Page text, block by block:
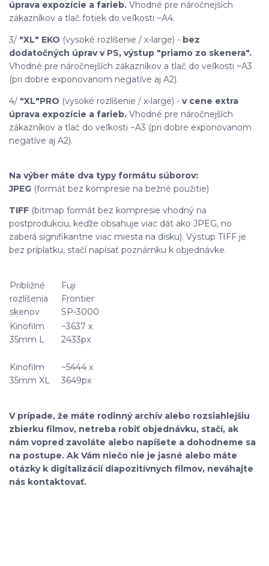
úprava expozície a farieb. Vhodné pre náročnejších
zákazníkov a tlač fotiek do veľkosti ~A4.
3/ "XL" EKO (vysoké rozlíšenie / x-large) - bez
dodatočných úprav v PS, výstup "priamo zo skenera".
Vhodné pre náročnejších zákazníkov a tlač do veľkosti ~A3
(pri dobre exponovanom negatíve aj A2).
4/ "XL"PRO (vysoké rozlíšenie / x-large) - v cene extra
úprava expozície a farieb. Vhodné pre náročnejších
zákazníkov a tlač do veľkosti ~A3 (pri dobre exponovanom
negatíve aj A2).
Na výber máte dva typy formátu súborov:
JPEG (formát bez kompresie na bežné použitie)
TIFF (bitmap formát bez kompresie vhodný na
postprodukciu, keďže obsahuje viac dát ako JPEG, no
zaberá signifikantne viac miesta na disku). Výstup TIFF je
bez príplatku, stačí napísať poznámku k objednávke.
Približné
rozlíšenia
skenov
Fuji
Frontier
SP-3000
Kinofilm
35mm L
~3637 x
2433px
Kinofilm
35mm XL
~5444 x
3649px
V prípade, že máte rodinný archív alebo rozsiahlejšiu
zbierku filmov, netreba robiť objednávku, stačí, ak
nám vopred zavoláte alebo napíšete a dohodneme sa
na postupe. Ak Vám niečo nie je jasné alebo máte
otázky k digitalizácií diapozitívnych filmov, neváhajte
nás kontaktovať.